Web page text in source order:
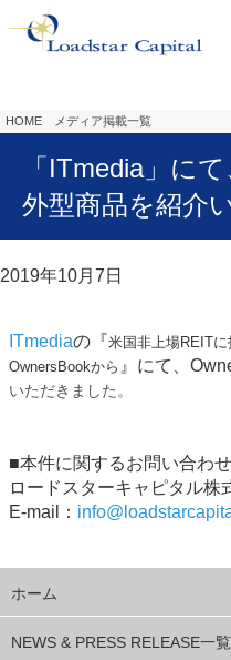
HOME メディア掲載一覧
ホーム
NEWS & PRESS RELEASE一覧
「ITmedia」に
外型商品を紹介
2019年10月7日
ITmediaの『米国非上場REIT
OwnersBookから 』にて、
いただきました。
■本件に関するお問い合わせ
ロードスターキャピタル株
E-mail：